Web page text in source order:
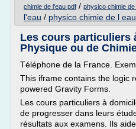
chimie de l'eau pdf / physico chimie de
l'eau / physico chimie de l eau
Les cours particuliers
Physique ou de
Téléphone de la France.
This iframe contains the logic
powered Gravity Forms.
Les cours particuliers à
de progresser dans leurs
résultats aux examens. Ils